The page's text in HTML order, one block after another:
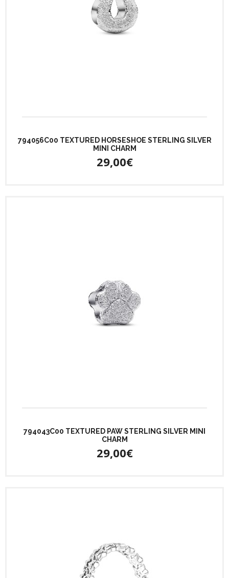
794056C00 TEXTURED HORSESHOE STERLING SILVER
MINI CHARM
29,00€
794043C00 TEXTURED PAW STERLING SILVER MINI
CHARM
29,00€